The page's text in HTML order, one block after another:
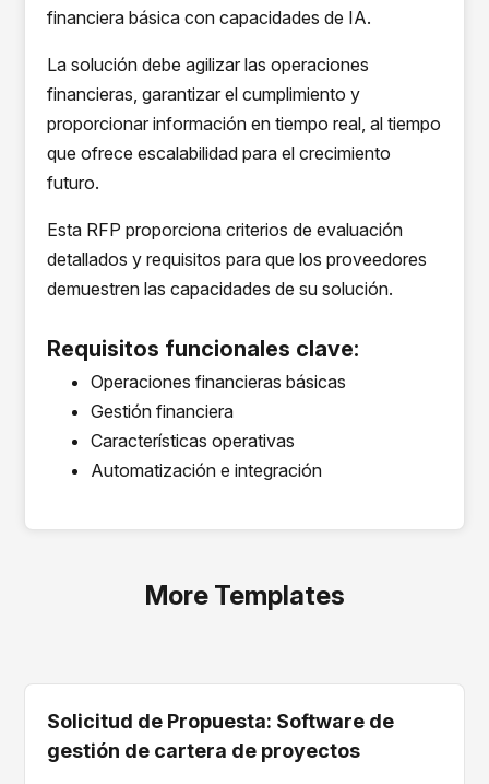
financiera básica con capacidades de IA.
La solución debe agilizar las operaciones
financieras, garantizar el cumplimiento y
proporcionar información en tiempo real, al tiempo
que ofrece escalabilidad para el crecimiento
futuro.
Esta RFP proporciona criterios de evaluación
detallados y requisitos para que los proveedores
demuestren las capacidades de su solución.
Requisitos funcionales clave:
Operaciones financieras básicas
Gestión financiera
Características operativas
Automatización e integración
More Templates
Solicitud de Propuesta: Software de
gestión de cartera de proyectos